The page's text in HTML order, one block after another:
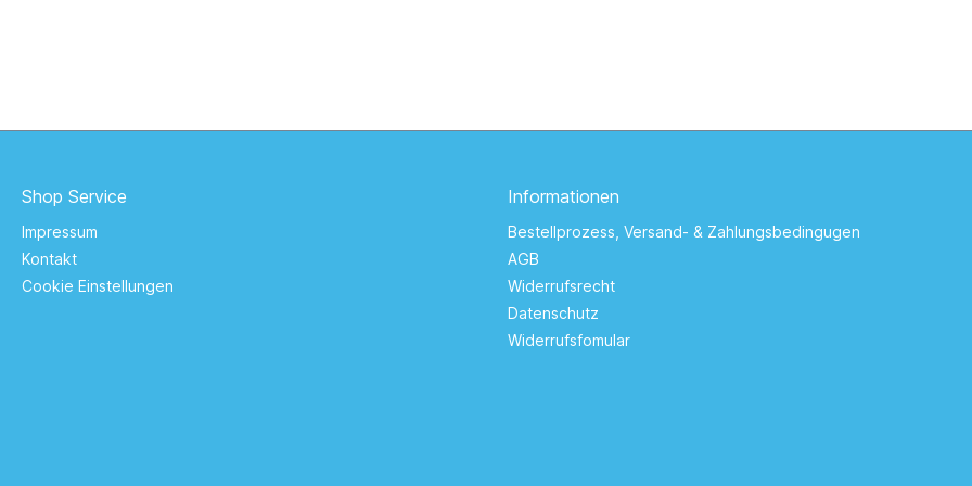
Shop Service
Impressum
Kontakt
Cookie Einstellungen
Informationen
Bestellprozess, Versand- & Zahlungsbedingugen
AGB
Widerrufsrecht
Datenschutz
Widerrufsfomular